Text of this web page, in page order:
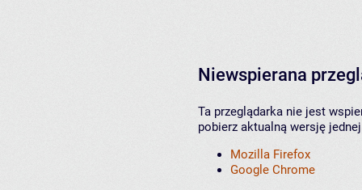
Niewspierana
Ta przeglądarka nie jest
pobierz aktualną wersję
Mozilla Firefox
Google Chrome